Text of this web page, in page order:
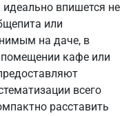
впишется не
или
на даче, в
кафе или
всего
расставить